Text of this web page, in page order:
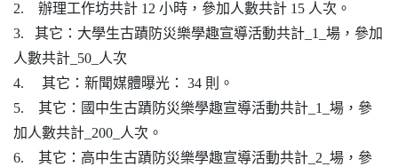
2.
辦理工作坊共計 12 小時，參加人數共計 15 人次。
3.
其它：大學生古蹟防災樂學趣宣導活動共計 _1_ 場，參加
人數共計 _50_ 人次
4.
其它：新聞媒體曝光： 34 則。
5.
其它：國中生古蹟防災樂學趣宣導活動共計 _1_ 場，參
加人數共計 _200_ 人次。
6.
其它：高中生古蹟防災樂學趣宣導活動共計 _2_ 場，參